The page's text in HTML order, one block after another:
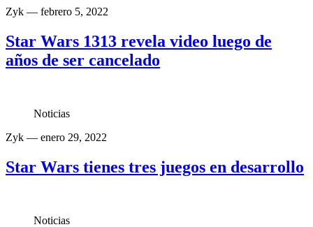
Zyk — febrero 5, 2022
Star Wars 1313 revela video luego de
años de ser cancelado
Noticias
Zyk — enero 29, 2022
Star Wars tienes tres juegos en desarrollo
Noticias